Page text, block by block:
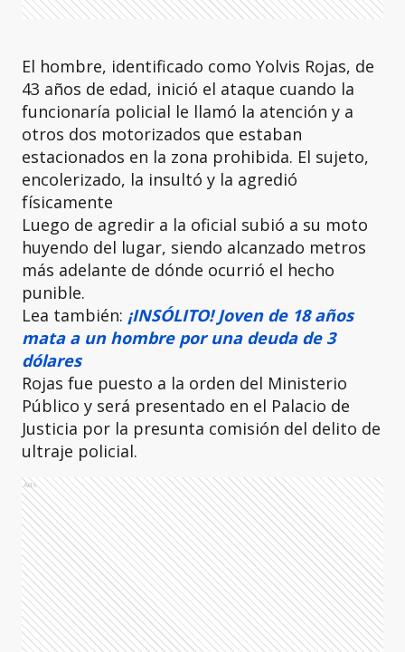
El hombre, identificado como Yolvis Rojas, de
43 años de edad, inició el ataque cuando la
funcionaría policial le llamó la atención y a
otros dos motorizados que estaban
estacionados en la zona prohibida. El sujeto,
encolerizado, la insultó y la agredió
físicamente
Luego de agredir a la oficial subió a su moto
huyendo del lugar, siendo alcanzado metros
más adelante de dónde ocurrió el hecho
punible.
Lea también: ¡INSÓLITO! Joven de 18 años
mata a un hombre por una deuda de 3
dólares
Rojas fue puesto a la orden del Ministerio
Público y será presentado en el Palacio de
Justicia por la presunta comisión del delito de
ultraje policial.
Ads